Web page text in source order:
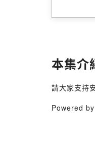
本集介
請大家支持
Powered